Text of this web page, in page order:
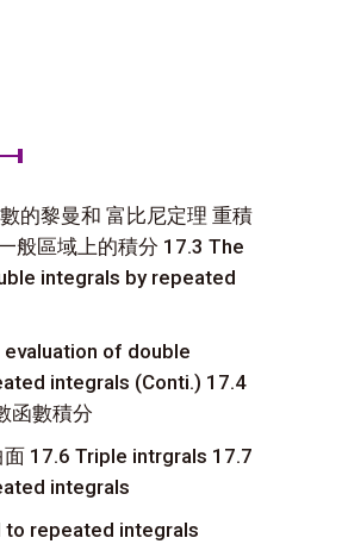
的黎曼和 富比尼定理 重積
般區域上的積分 17.3 The
integrals by repeated
of double
integrals (Conti.) 17.4
函數積分
17.6 Triple intrgrals 17.7
integrals
to repeated integrals